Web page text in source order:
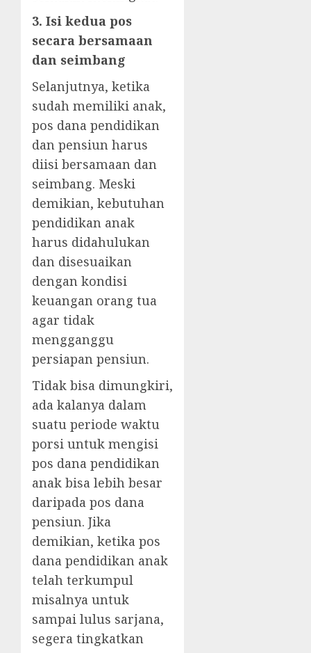
3. Isi kedua pos
secara bersamaan
dan seimbang
Selanjutnya, ketika
sudah memiliki anak,
pos dana pendidikan
dan pensiun harus
diisi bersamaan dan
seimbang. Meski
demikian, kebutuhan
pendidikan anak
harus didahulukan
dan disesuaikan
dengan kondisi
keuangan orang tua
agar tidak
mengganggu
persiapan pensiun.
Tidak bisa dimungkiri,
ada kalanya dalam
suatu periode waktu
porsi untuk mengisi
pos dana pendidikan
anak bisa lebih besar
daripada pos dana
pensiun. Jika
demikian, ketika pos
dana pendidikan anak
telah terkumpul
misalnya untuk
sampai lulus sarjana,
segera tingkatkan